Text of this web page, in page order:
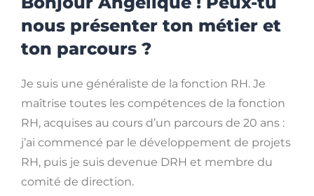
nous présenter ton métier et
ton parcours ?
Je suis une généraliste de la fonction RH. Je
maîtrise toutes les compétences de la fonction
RH, acquises au cours d’un parcours de 20 ans :
j’ai commencé par le développement de projets
RH, puis je suis devenue DRH et membre du
comité de direction.